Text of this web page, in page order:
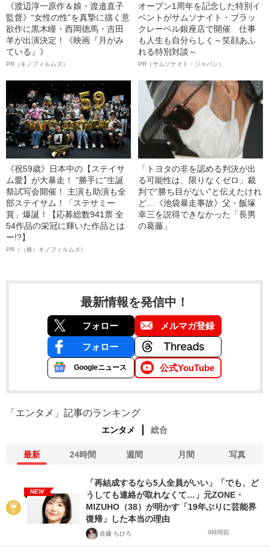
《渡辺淳一原作＆娘・渡邉直子
監督》“女性の性”を真摯に描く意
欲作に黒木瞳・西岡德馬・吉田
羊が出演決定！《映画『月がみ
ている』》
PR（キノフィルムズ）
オープン1周年を記念した特別イ
ベントがサムソナイト・ブラッ
クレーベル銀座店で開催 仕事
も人生も自分らしく～笑顔あふ
れる特別対談～
PR（サムソナイト・ジャパン）
《祝59歳》日本中の【ステイサ
ム愛】が大暴走！ “勝手に”生誕
祭試写会開催！ 主演も助演も全
部ステイサム！「ステサミー
賞」爆誕！【応募総数941票 全
54作品の栄冠に輝いた作品とは
ー!?】
PR（（株）キノフィルムズ）
「トヨタの非を認める判決が出
る可能性は、限りなくゼロ」裁
判で“勝ち目がない”と伝えたけれ
ど…《池袋暴走事故》父・飯塚
幸三を説得できなかった「長男
の葛藤」
最新情報を発信中！
フォロー メルマガ登録
フォロー
Googleニュース 公式YouTube
「エンタメ」記事のランキング
エンタメ 総合
最新 24時間 週間 月間 写真
NEW
「再結成するなら5人全員がいい」「でも、ど
うしても連絡が取れなくて…」元ZONE・
MIZUHO（38）が明かす「19年ぶりに芸能界
復帰」した本当の理由
佐藤 ちひろ 9時間前